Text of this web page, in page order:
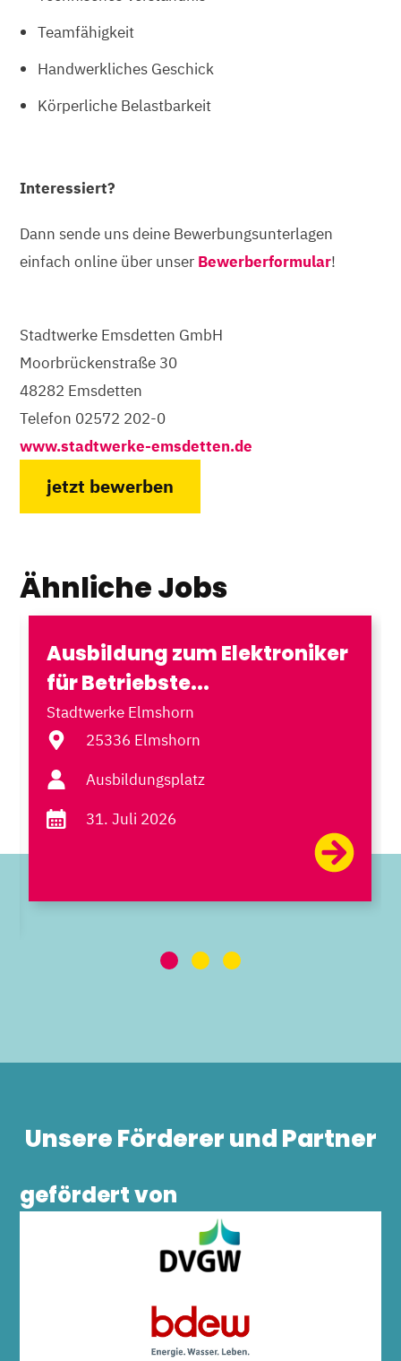
Teamfähigkeit
Handwerkliches Geschick
Körperliche Belastbarkeit
Interessiert?
Dann sende uns deine Bewerbungsunterlagen
einfach online über unser Bewerberformular!
Stadtwerke Emsdetten GmbH
Moorbrückenstraße 30
48282 Emsdetten
Telefon 02572 202-0
www.stadtwerke-emsdetten.de
jetzt bewerben
Ähnliche Jobs
Ausbildung zum Elektroniker
für Betriebste...
Stadtwerke Elmshorn
25336 Elmshorn
Ausbildungsplatz
31. Juli 2026
Unsere Förderer und Partner
gefördert von